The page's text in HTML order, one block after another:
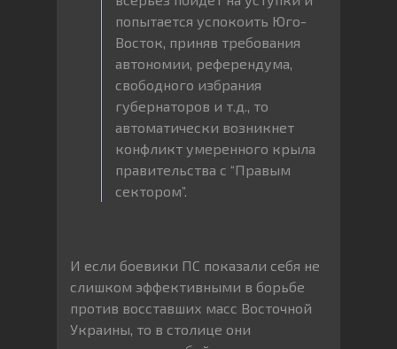
попытается успокоить Юго-
Восток, приняв требования
автономии, референдума,
свободного избрания
губернаторов и т.д., то
автоматически возникнет
конфликт умеренного крыла
правительства с “Правым
сектором”.
И если боевики ПС показали себя не
слишком эффективными в борьбе
против восставших масс Восточной
Украины, то в столице они